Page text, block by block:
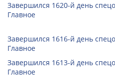
Завершился 1620-й день
Главное
Завершился 1616-й день
Главное
Завершился 1613-й день
Главное